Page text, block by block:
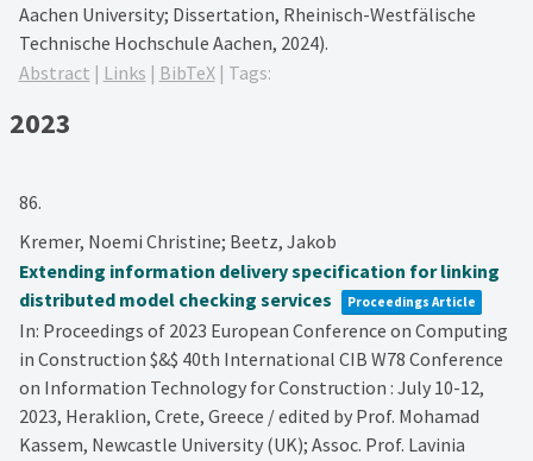
Aachen University; Dissertation, Rheinisch-Westfälische
Technische Hochschule Aachen, 2024).
Abstract | Links | BibTeX| Tags:
2023
86.
Kremer, Noemi Christine; Beetz, Jakob
Extending information delivery specification for linking
distributed model checking services
Proceedings Article
In: Proceedings of 2023 European Conference on Computing
in Construction $&$ 40th International CIB W78 Conference
on Information Technology for Construction : July 10-12,
2023, Heraklion, Crete, Greece / edited by Prof. Mohamad
Kassem, Newcastle University (UK); Assoc. Prof. Lavinia